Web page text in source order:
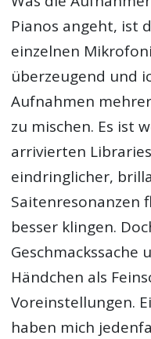
Pianos angeht, ist
einzelnen
überzeugend und
Aufnahmen
zu mischen. Es ist
arrivierten
eindringlicher,
Saitenresonanzen
besser klingen.
Geschmackssache
Händchen als
Voreinstellungen.
haben mich